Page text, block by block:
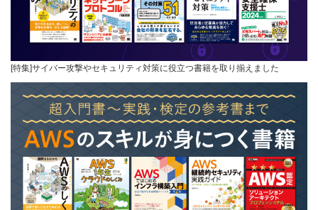
[特集]サイバー攻撃やセキュリティ対策に役立つ書籍を取り揃えました